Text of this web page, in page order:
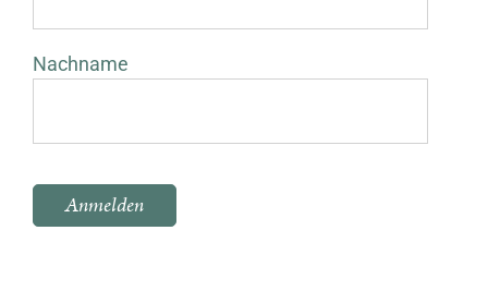
Nachname
Bitte lasse dieses Feld leer.